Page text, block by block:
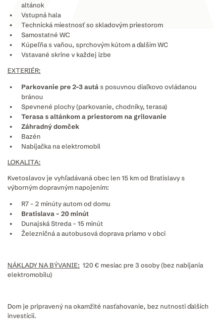
altánok
Vstupná hala
Technická miestnosť so skladovým priestorom
Samostatné WC
Kúpeľňa s vaňou, sprchovým kútom a ďalším WC
Vstavané skrine v každej izbe
EXTERIÉR:
Parkovanie pre 2–3 autás posuvnou diaľkovo ovládanou
bránou
Spevnené plochy (parkovanie, chodníky, terasa)
Terasa s altánkom a priestorom na grilovanie
Záhradný domček
Bazén
Nabíjačka na elektromobil
LOKALITA:
Kvetoslavov je vyhľadávaná obec len 15 km od Bratislavy s
výborným dopravným napojením:
R7 – 2 minúty autom od domu
Bratislava – 20 minút
Dunajská Streda – 15 minút
Železničná a autobusová doprava priamo v obci
NÁKLADY NA BÝVANIE: 120 € mesiac pre 3 osoby (bez nabíjania
elektromobilu)
Dom je pripravený na okamžité nasťahovanie, bez nutnosti ďalších
investícií.